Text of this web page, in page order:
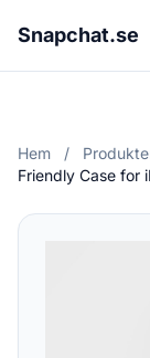
Snapchat.se
Hem /
Friendly Case for